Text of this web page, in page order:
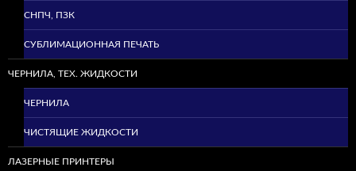
СНПЧ, ПЗК
СУБЛИМАЦИОННАЯ ПЕЧАТЬ
ЧЕРНИЛА, ТЕХ. ЖИДКОСТИ
ЧЕРНИЛА
ЧИСТЯЩИЕ ЖИДКОСТИ
ЛАЗЕРНЫЕ ПРИНТЕРЫ